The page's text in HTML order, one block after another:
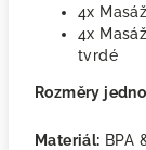
4x
4x
tvrdé
Rozměry
Materiál: BPA